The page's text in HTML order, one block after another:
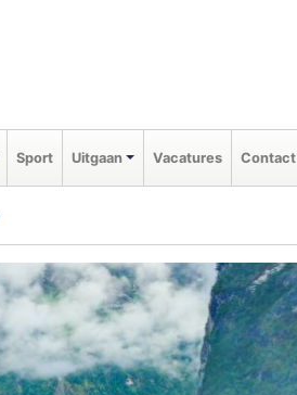
Sport Uitgaan Vacatures Contact